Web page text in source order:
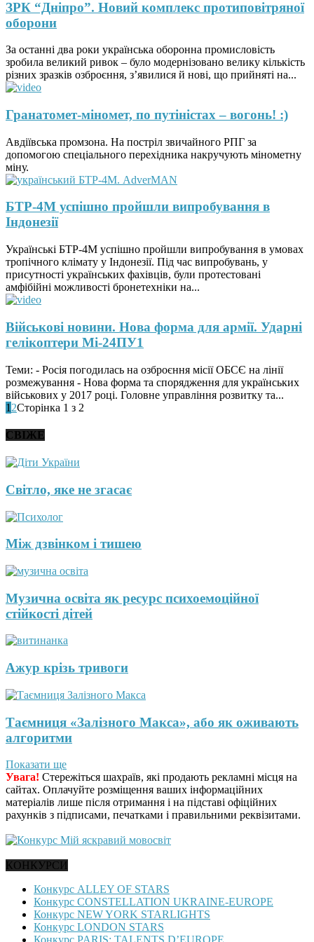
ЗРК “Дніпро”. Новий комплекс протиповітряної
оборони
За останні два роки українська оборонна промисловість
зробила великий ривок – було модернізовано велику кількість
різних зразків озброєння, з’явилися й нові, що прийняті на...
Гранатомет-міномет, по путіністах – вогонь! :)
Авдіївська промзона. На постріл звичайного РПГ за
допомогою спеціального перехідника накручують мінометну
міну.
БТР-4М успішно пройшли випробування в
Індонезії
Українські БТР-4М успішно пройшли випробування в умовах
тропічного клімату у Індонезії. Під час випробувань, у
присутності українських фахівців, були протестовані
амфібійні можливості бронетехніки на...
Військові новини. Нова форма для армії. Ударні
гелікоптери Мі-24ПУ1
Теми: - Росія погодилась на озброєння місії ОБСЄ на лінії
розмежування - Нова форма та спорядження для українських
військових у 2017 році. Головне управління розвитку та...
1 2Сторінка 1 з 2
СВІЖЕ
Світло, яке не згасає
Між дзвінком і тишею
Музична освіта як ресурс психоемоційної
стійкості дітей
Ажур крізь тривоги
Таємниця «Залізного Макса», або як оживають
алгоритми
Показати ще
Увага! Стережіться шахраїв, які продають рекламні місця на
сайтах. Оплачуйте розміщення ваших інформаційних
матеріалів лише після отримання і на підставі офіційних
рахунків з підписами, печатками і правильними реквізитами.
КОНКУРСИ
Конкурс ALLEY OF STARS
Конкурс CONSTELLATION UKRAINE-EUROPE
Конкурс NEW YORK STARLIGHTS
Конкурс LONDON STARS